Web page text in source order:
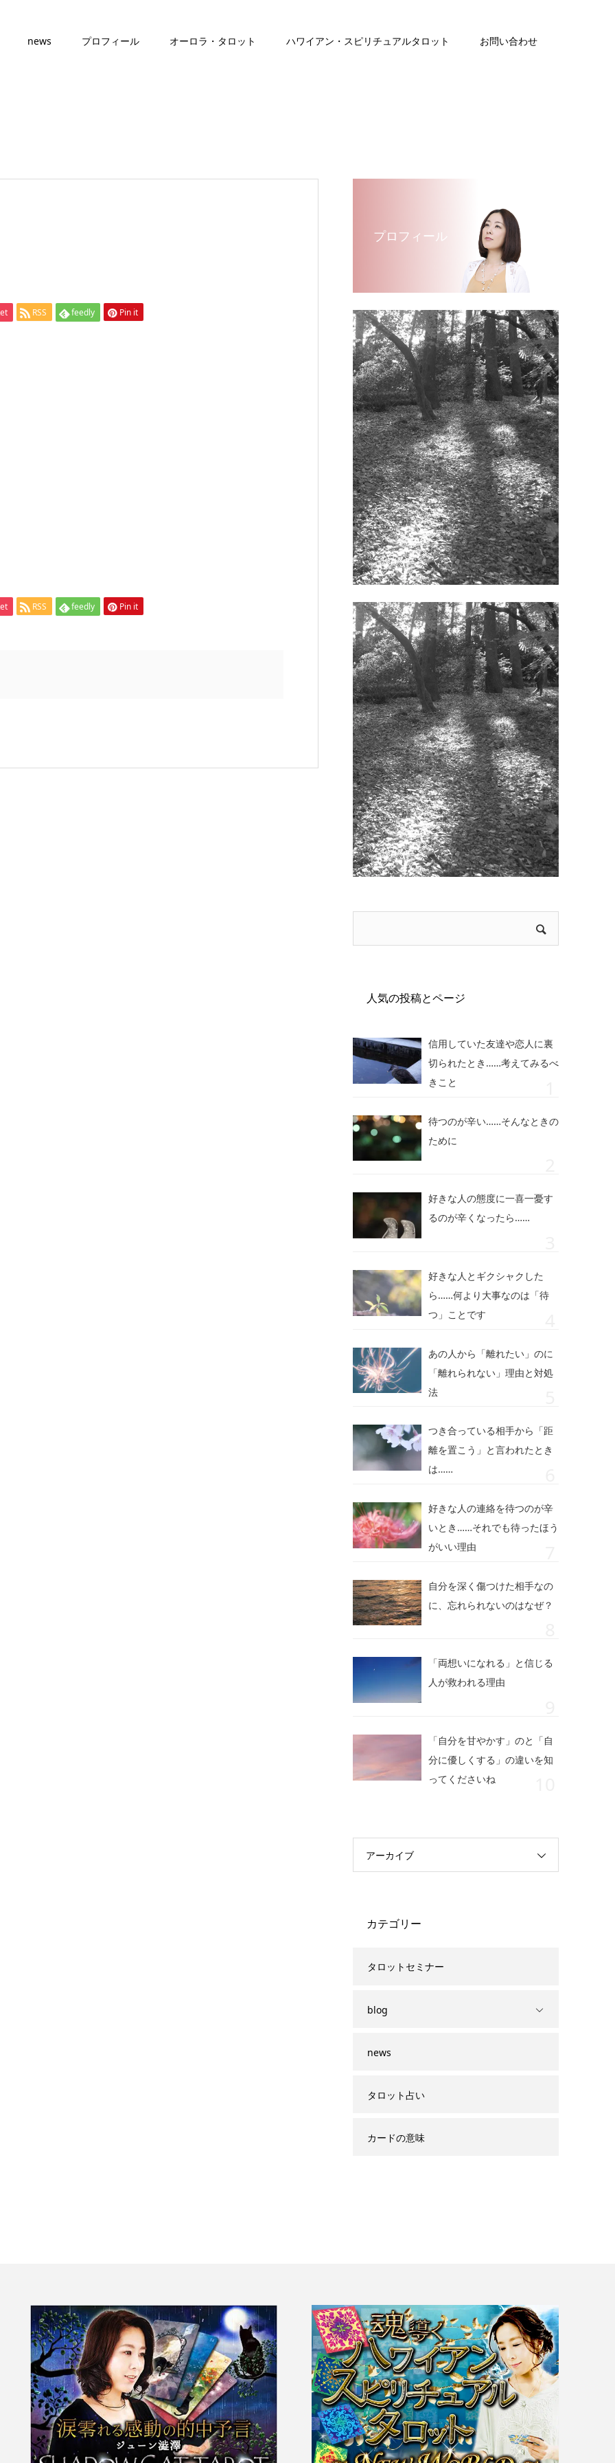
news プロフィール オーロラ・タロット ハワイアン・スピリチュアルタロット お問い合わせ
RSS feedly Pin it
RSS feedly Pin it
プロフィール
人気の投稿とページ
信用していた友達や恋人に裏
切られたとき……考えてみるべ
きこと
待つのが辛い……そんなときの
ために
好きな人の態度に一喜一憂す
るのが辛くなったら……
好きな人とギクシャクした
ら……何より大事なのは「待
つ」ことです
あの人から「離れたい」のに
「離れられない」理由と対処
法
つき合っている相手から「距
離を置こう」と言われたとき
は……
好きな人の連絡を待つのが辛
いとき……それでも待ったほう
がいい理由
自分を深く傷つけた相手なの
に、忘れられないのはなぜ？
「両想いになれる」と信じる
人が救われる理由
「自分を甘やかす」のと「自
分に優しくする」の違いを知
ってくださいね
アーカイブ
カテゴリー
タロットセミナー
blog
news
タロット占い
カードの意味